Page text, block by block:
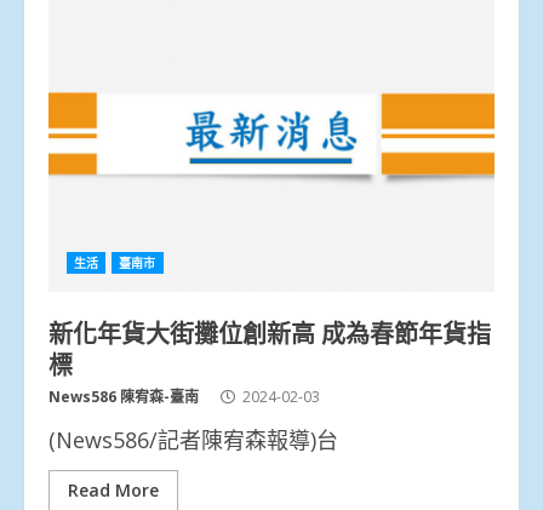
生活 臺南市
新化年貨大街攤位創新高 成為春節年貨指
標
News586 陳宥森-臺南 2024-02-03
(News586/記者陳宥森報導)台
Read More